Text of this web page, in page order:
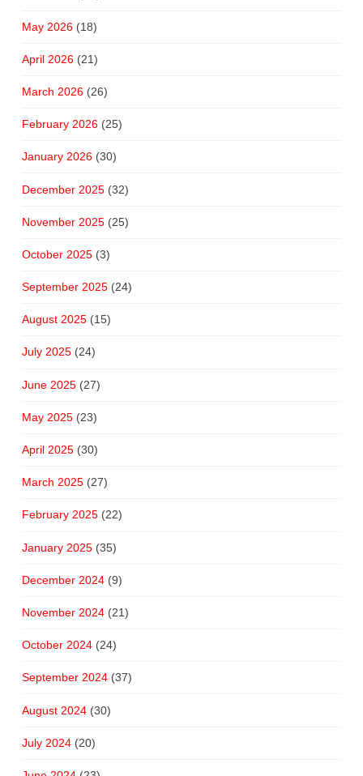
May 2026(18)
April 2026(21)
March 2026(26)
February 2026(25)
January 2026(30)
December 2025(32)
November 2025(25)
October 2025(3)
September 2025(24)
August 2025(15)
July 2025(24)
June 2025(27)
May 2025(23)
April 2025(30)
March 2025(27)
February 2025(22)
January 2025(35)
December 2024(9)
November 2024(21)
October 2024(24)
September 2024(37)
August 2024(30)
July 2024(20)